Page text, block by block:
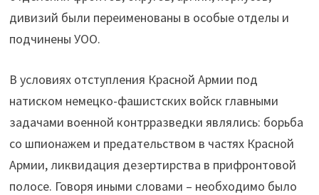
дивизий были переименованы в особые отделы и
подчинены УОО.
В условиях отступления Красной Армии под
натиском немецко-фашистских войск главными
задачами военной контрразведки являлись: борьба
со шпионажем и предательством в частях Красной
Армии, ликвидация дезертирства в прифронтовой
полосе. Говоря иными словами – необходимо было